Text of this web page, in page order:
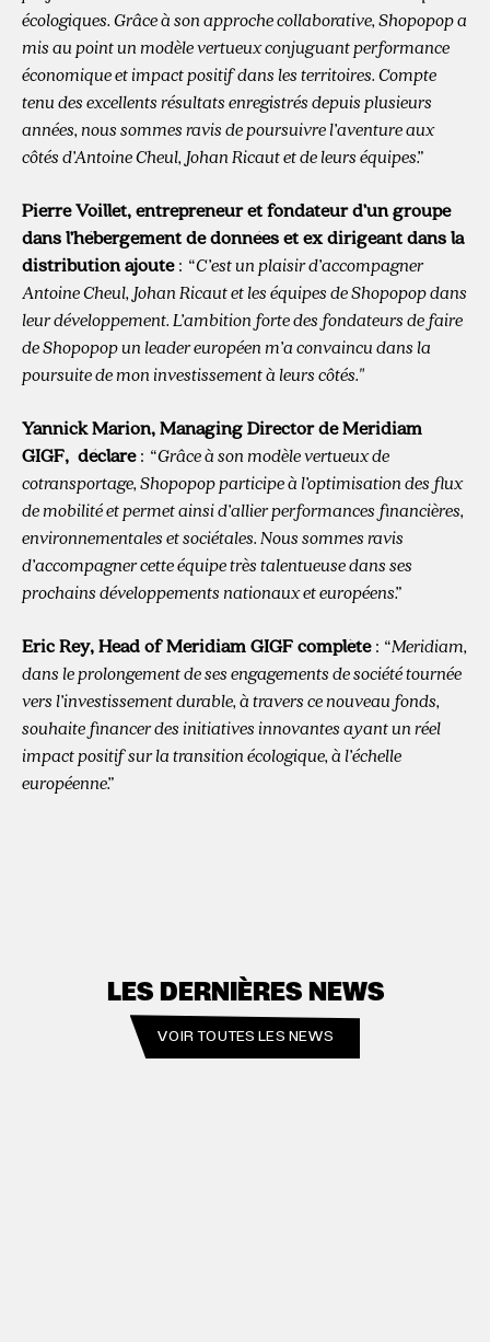
écologiques. Grâce à son approche collaborative, Shopopop a
mis au point un modèle vertueux conjuguant performance
économique et impact positif dans les territoires. Compte
tenu des excellents résultats enregistrés depuis plusieurs
années, nous sommes ravis de poursuivre l’aventure aux
côtés d’Antoine Cheul, Johan Ricaut et de leurs équipes.”
Pierre Voillet, entrepreneur et fondateur d’un groupe
dans l’hébergement de données et ex dirigeant dans la
distribution ajoute: “ C’est un plaisir d’accompagner
Antoine Cheul, Johan Ricaut et les équipes de Shopopop dans
leur développement. L’ambition forte des fondateurs de faire
de Shopopop un leader européen m’a convaincu dans la
poursuite de mon investissement à leurs côtés."
Yannick Marion, Managing Director de Meridiam
GIGF, déclare: “ Grâce à son modèle vertueux de
cotransportage, Shopopop participe à l’optimisation des flux
de mobilité et permet ainsi d’allier performances financières,
environnementales et sociétales. Nous sommes ravis
d’accompagner cette équipe très talentueuse dans ses
prochains développements nationaux et européens.”
Eric Rey, Head of Meridiam GIGF complète: “ Meridiam,
dans le prolongement de ses engagements de société tournée
vers l’investissement durable, à travers ce nouveau fonds,
souhaite financer des initiatives innovantes ayant un réel
impact positif sur la transition écologique, à l’échelle
européenne.”
LES DERNIÈRES NEWS
VOIR TOUTES LES NEWS